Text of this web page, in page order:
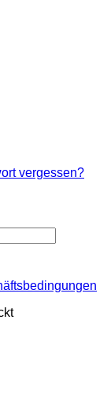
vergessen?